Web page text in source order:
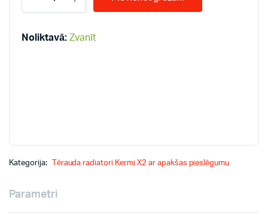
400*1100
quantity
Noliktavā: Zvanīt
Kategorija: Tērauda radiatori Kermi X2 ar apakšas pieslēgumu
Parametri